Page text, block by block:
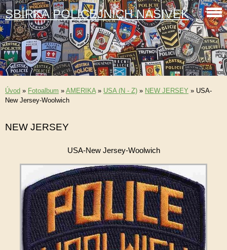
SBÍRKA POLICEJNÍCH NÁŠIVEK
Úvod » Fotoalbum » AMERIKA» USA (N - Z) » NEW JERSEY » USA-
New Jersey-Woolwich
NEW JERSEY
USA-New Jersey-Woolwich